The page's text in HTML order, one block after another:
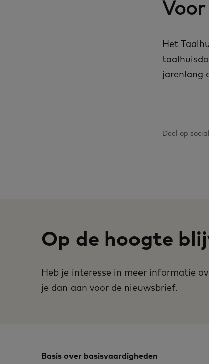
Het
ja­ren­lang
Deel op
Op de hoogte
Heb je interesse in meer informatie
je dan aan voor de nieuwsbrief.
Basis over basisvaardigheden